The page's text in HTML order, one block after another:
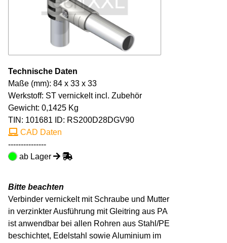
Technische Daten
Maße (mm): 84 x 33 x 33
Werkstoff: ST vernickelt incl. Zubehör
Gewicht: 0,1425 Kg
TIN: 101681 ID: RS200D28DGV90
CAD Daten
---------------
ab Lager
Bitte beachten
Verbinder vernickelt mit Schraube und Mutter
in verzinkter Ausführung mit Gleitring aus PA
ist anwendbar bei allen Rohren aus Stahl/PE
beschichtet, Edelstahl sowie Aluminium im